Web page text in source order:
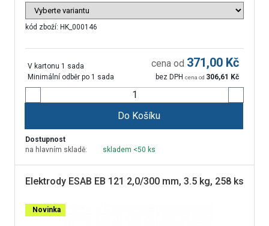
kód zboží: HK_000146
V kartonu 1 sada
Minimální odběr po 1 sada
cena od 371,00 Kč
bez DPH cena od 306,61 Kč
Do Košíku
Dostupnost
na hlavním skladě:
skladem <50 ks
Elektrody ESAB EB 121 2,0/300 mm, 3.5 kg, 258 ks
Novinka